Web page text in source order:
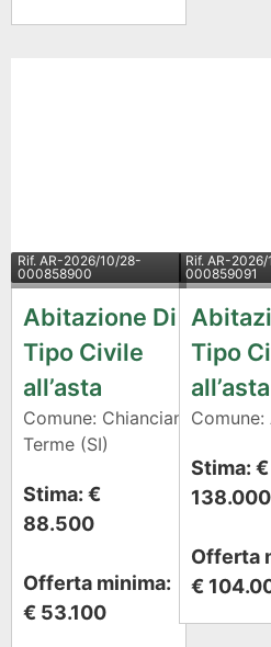
Rif. AR-2026/10/28-
000858900
Abitazione Di
Tipo Civile
all’asta
Comune: Chianciano
Terme (SI)
Stima: €
88.500
Offerta minima:
€ 53.100
Rif. AR-
000859091
Tipo
all’asta
Comune:
Stima: €
138.000
Offerta
€